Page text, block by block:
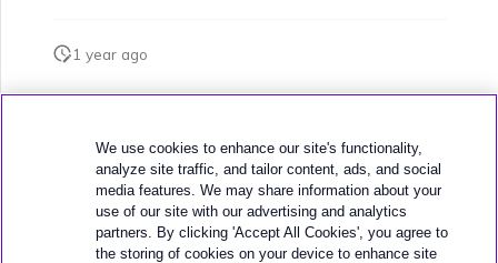
1 year ago
We use cookies to enhance our site's functionality,
analyze site traffic, and tailor content, ads, and social
media features. We may share information about your
use of our site with our advertising and analytics
partners. By clicking 'Accept All Cookies', you agree to
the storing of cookies on your device to enhance site